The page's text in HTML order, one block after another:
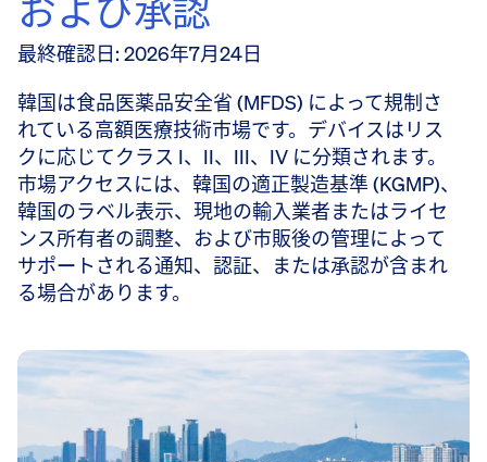
および承認
最終確認日: 2026年7月24日
韓国は食品医薬品安全省 (MFDS) によって規制さ
れている高額医療技術市場です。デバイスはリス
クに応じてクラス I、II、III、IV に分類されます。
市場アクセスには、韓国の適正製造基準 (KGMP)、
韓国のラベル表示、現地の輸入業者またはライセ
ンス所有者の調整、および市販後の管理によって
サポートされる通知、認証、または承認が含まれ
る場合があります。